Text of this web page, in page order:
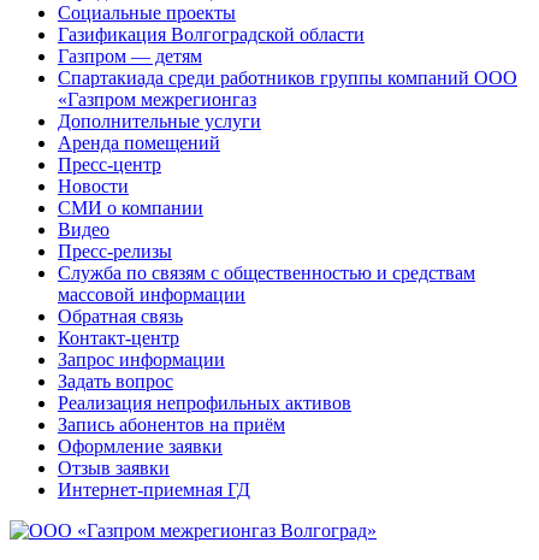
Социальные проекты
Газификация Волгоградской области
Газпром — детям
Спартакиада среди работников группы компаний ООО
«Газпром межрегионгаз
Дополнительные услуги
Аренда помещений
Пресс-центр
Новости
СМИ о компании
Видео
Пресс-релизы
Служба по связям с общественностью и средствам
массовой информации
Обратная связь
Контакт-центр
Запрос информации
Задать вопрос
Реализация непрофильных активов
Запись абонентов на приём
Оформление заявки
Отзыв заявки
Интернет-приемная ГД